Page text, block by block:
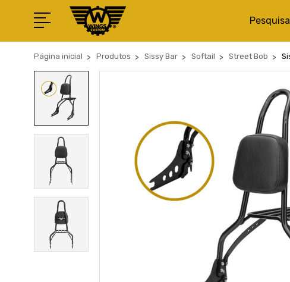
Página inicial Produtos Sissy Bar Softail Street Bob